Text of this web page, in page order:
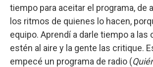
tiempo para aceitar el programa, de
los ritmos de quienes lo hacen,
equipo. Aprendí a darle tiempo a las
estén al aire y la gente las critique.
empecé un programa de radio (